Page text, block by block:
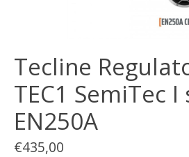
Tecline
TEC1 SemiTec I
EN250A
€435,00